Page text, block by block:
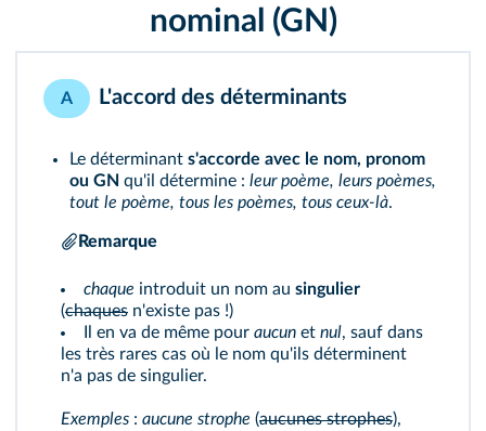
nominal (GN)
A L'accord des déterminants
Le déterminant s'accorde avec le nom, pronom
ou GN qu'il détermine : leur poème, leurs poèmes,
tout le poème, tous les poèmes, tous ceux-là.
Remarque
chaque introduit un nom au singulier
(chaques n'existe pas !)
Il en va de même pour aucun et nul, sauf dans
les très rares cas où le nom qu'ils déterminent
n'a pas de singulier.
Exemples : aucune strophe (aucunes strophes),